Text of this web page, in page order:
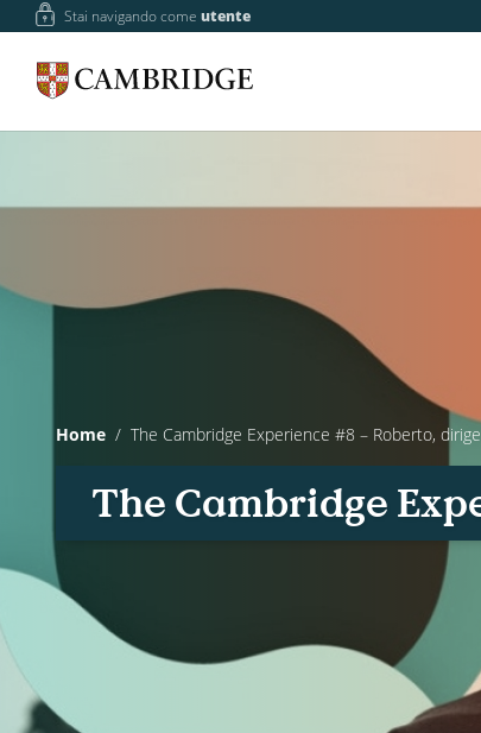
Stai navigando comeutente
Home The Cambridge Experience #8 – Roberto,
The Cambridge